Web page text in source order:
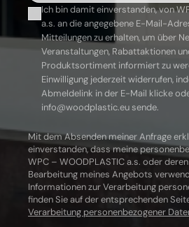
Ich bin damit einverstanden, von
a.s. an die angegebene E-Mail-
Mitteilungen zu erhalten, um über
Veranstaltungen, Rabattaktionen
Produktsortiment informiert zu
Einwilligung jederzeit widerrufen,
Abmeldelink in der E-Mail klicke
info@woodplastic.eu sende.
Mit dem Absenden meiner Anfrage
einverstanden, dass meine
WPC – WOODPLASTIC a.s. oder
Bearbeitung meines Angebots
Informationen zur Verarbeitung
finden Sie auf der entsprechenden
Verarbeitung personenbezogener